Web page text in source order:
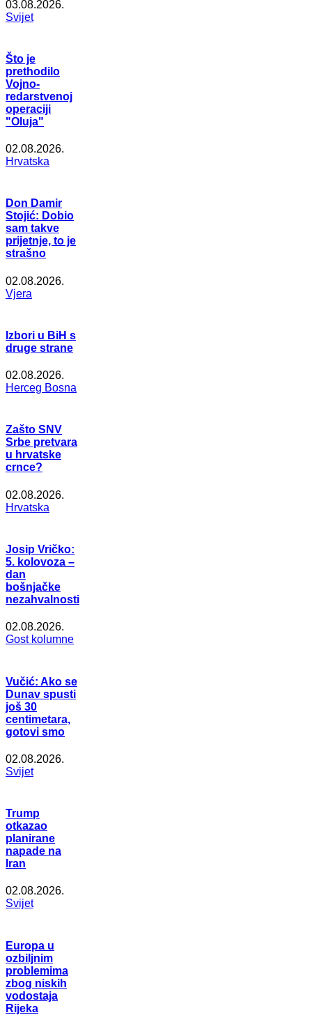
03.08.2026.
Svijet
Što je
prethodilo
Vojno-
redarstvenoj
operaciji
"Oluja"
02.08.2026.
Hrvatska
Don Damir
Stojić: Dobio
sam takve
prijetnje, to je
strašno
02.08.2026.
Vjera
Izbori u BiH s
druge strane
02.08.2026.
Herceg Bosna
Zašto SNV
Srbe pretvara
u hrvatske
crnce?
02.08.2026.
Hrvatska
Josip Vričko:
5. kolovoza –
dan
bošnjačke
nezahvalnosti
02.08.2026.
Gost kolumne
Vučić: Ako se
Dunav spusti
još 30
centimetara,
gotovi smo
02.08.2026.
Svijet
Trump
otkazao
planirane
napade na
Iran
02.08.2026.
Svijet
Europa u
ozbiljnim
problemima
zbog niskih
vodostaja
Rijeka